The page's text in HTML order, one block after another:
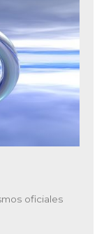
oficiales